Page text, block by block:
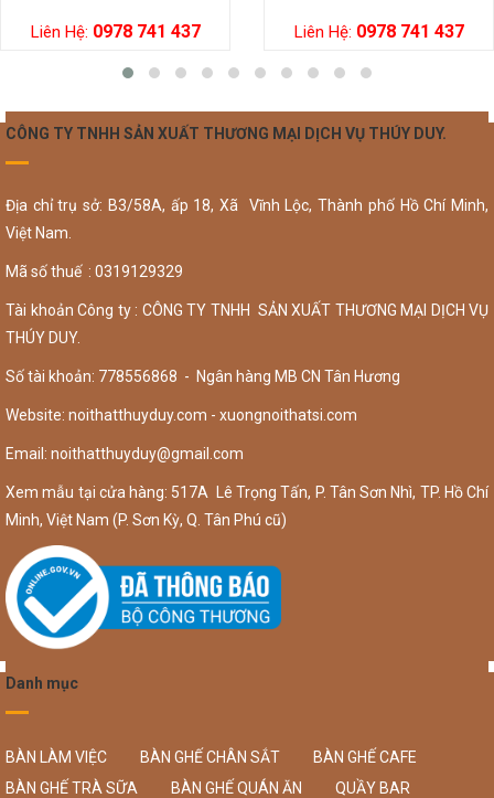
Liên Hệ: 0978 741 437 Liên Hệ: 0978 741 437
CÔNG TY TNHH SẢN XUẤT THƯƠNG MẠI DỊCH VỤ THÚY DUY.
Địa chỉ trụ sở: B3/58A, ấp 18, Xã Vĩnh Lộc, Thành phố Hồ Chí Minh,
Việt Nam.
Mã số thuế : 0319129329
Tài khoản Công ty : CÔNG TY TNHH SẢN XUẤT THƯƠNG MẠI DỊCH VỤ
THÚY DUY.
Số tài khoản: 778556868 - Ngân hàng MB CN Tân Hương
Website: noithatthuyduy.com - xuongnoithatsi.com
Email: noithatthuyduy@gmail.com
Xem mẫu tại cửa hàng: 517A Lê Trọng Tấn, P. Tân Sơn Nhì, TP. Hồ Chí
Minh, Việt Nam (P. Sơn Kỳ, Q. Tân Phú cũ)
Danh mục
BÀN LÀM VIỆC BÀN GHẾ CHÂN SẮT
BÀN GHẾ CAFE
BÀN GHẾ TRÀ SỮA
BÀN GHẾ QUÁN ĂN
QUẦY BAR